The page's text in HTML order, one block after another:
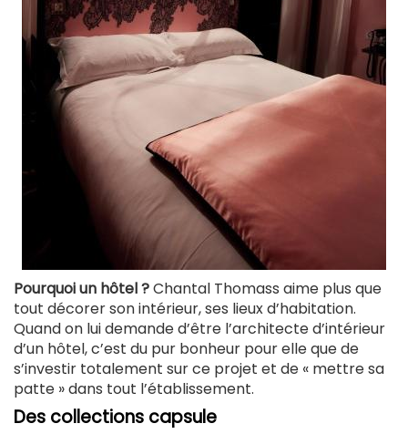
Pourquoi un hôtel ?Chantal Thomass aime plus que
tout décorer son intérieur, ses lieux d’habitation.
Quand on lui demande d’être l’architecte d’intérieur
d’un hôtel, c’est du pur bonheur pour elle que de
s’investir totalement sur ce projet et de « mettre sa
patte » dans tout l’établissement.
Des collections capsule